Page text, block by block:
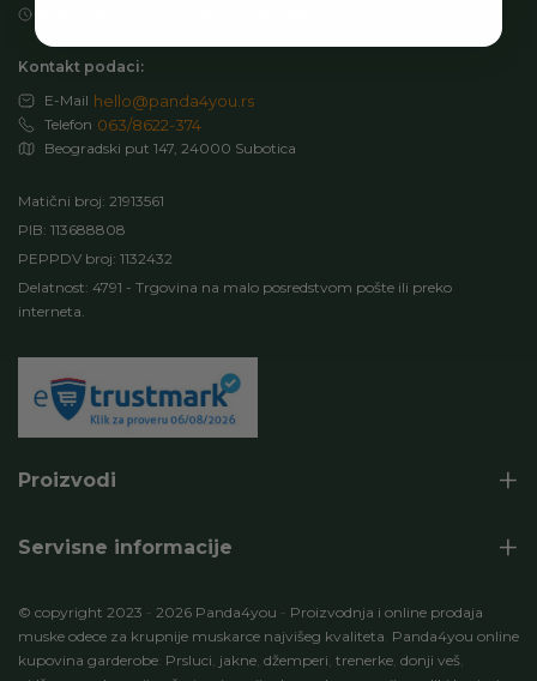
Kontakt podaci:
E-Mail hello@panda4you.rs
Telefon 063/8622-374
Beogradski put 147, 24000 Subotica
Matični broj: 21913561
PIB: 113688808
PEPPDV broj: 1132432
Delatnost: 4791 - Trgovina na malo posredstvom pošte ili preko
interneta.
Proizvodi
Servisne informacije
© copyright 2023 - 2026 Panda4you - Proizvodnja i online prodaja
muske odece za krupnije muskarce najvišeg kvaliteta. Panda4you online
kupovina garderobe: Prsluci, jakne, džemperi, trenerke, donji veš,